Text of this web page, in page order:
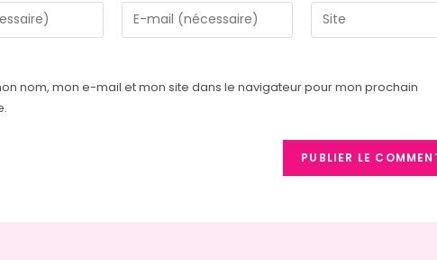
Enter
your
address
Saisir
l’URL
nom, mon e-mail et mon site dans le navigateur pour mon prochain